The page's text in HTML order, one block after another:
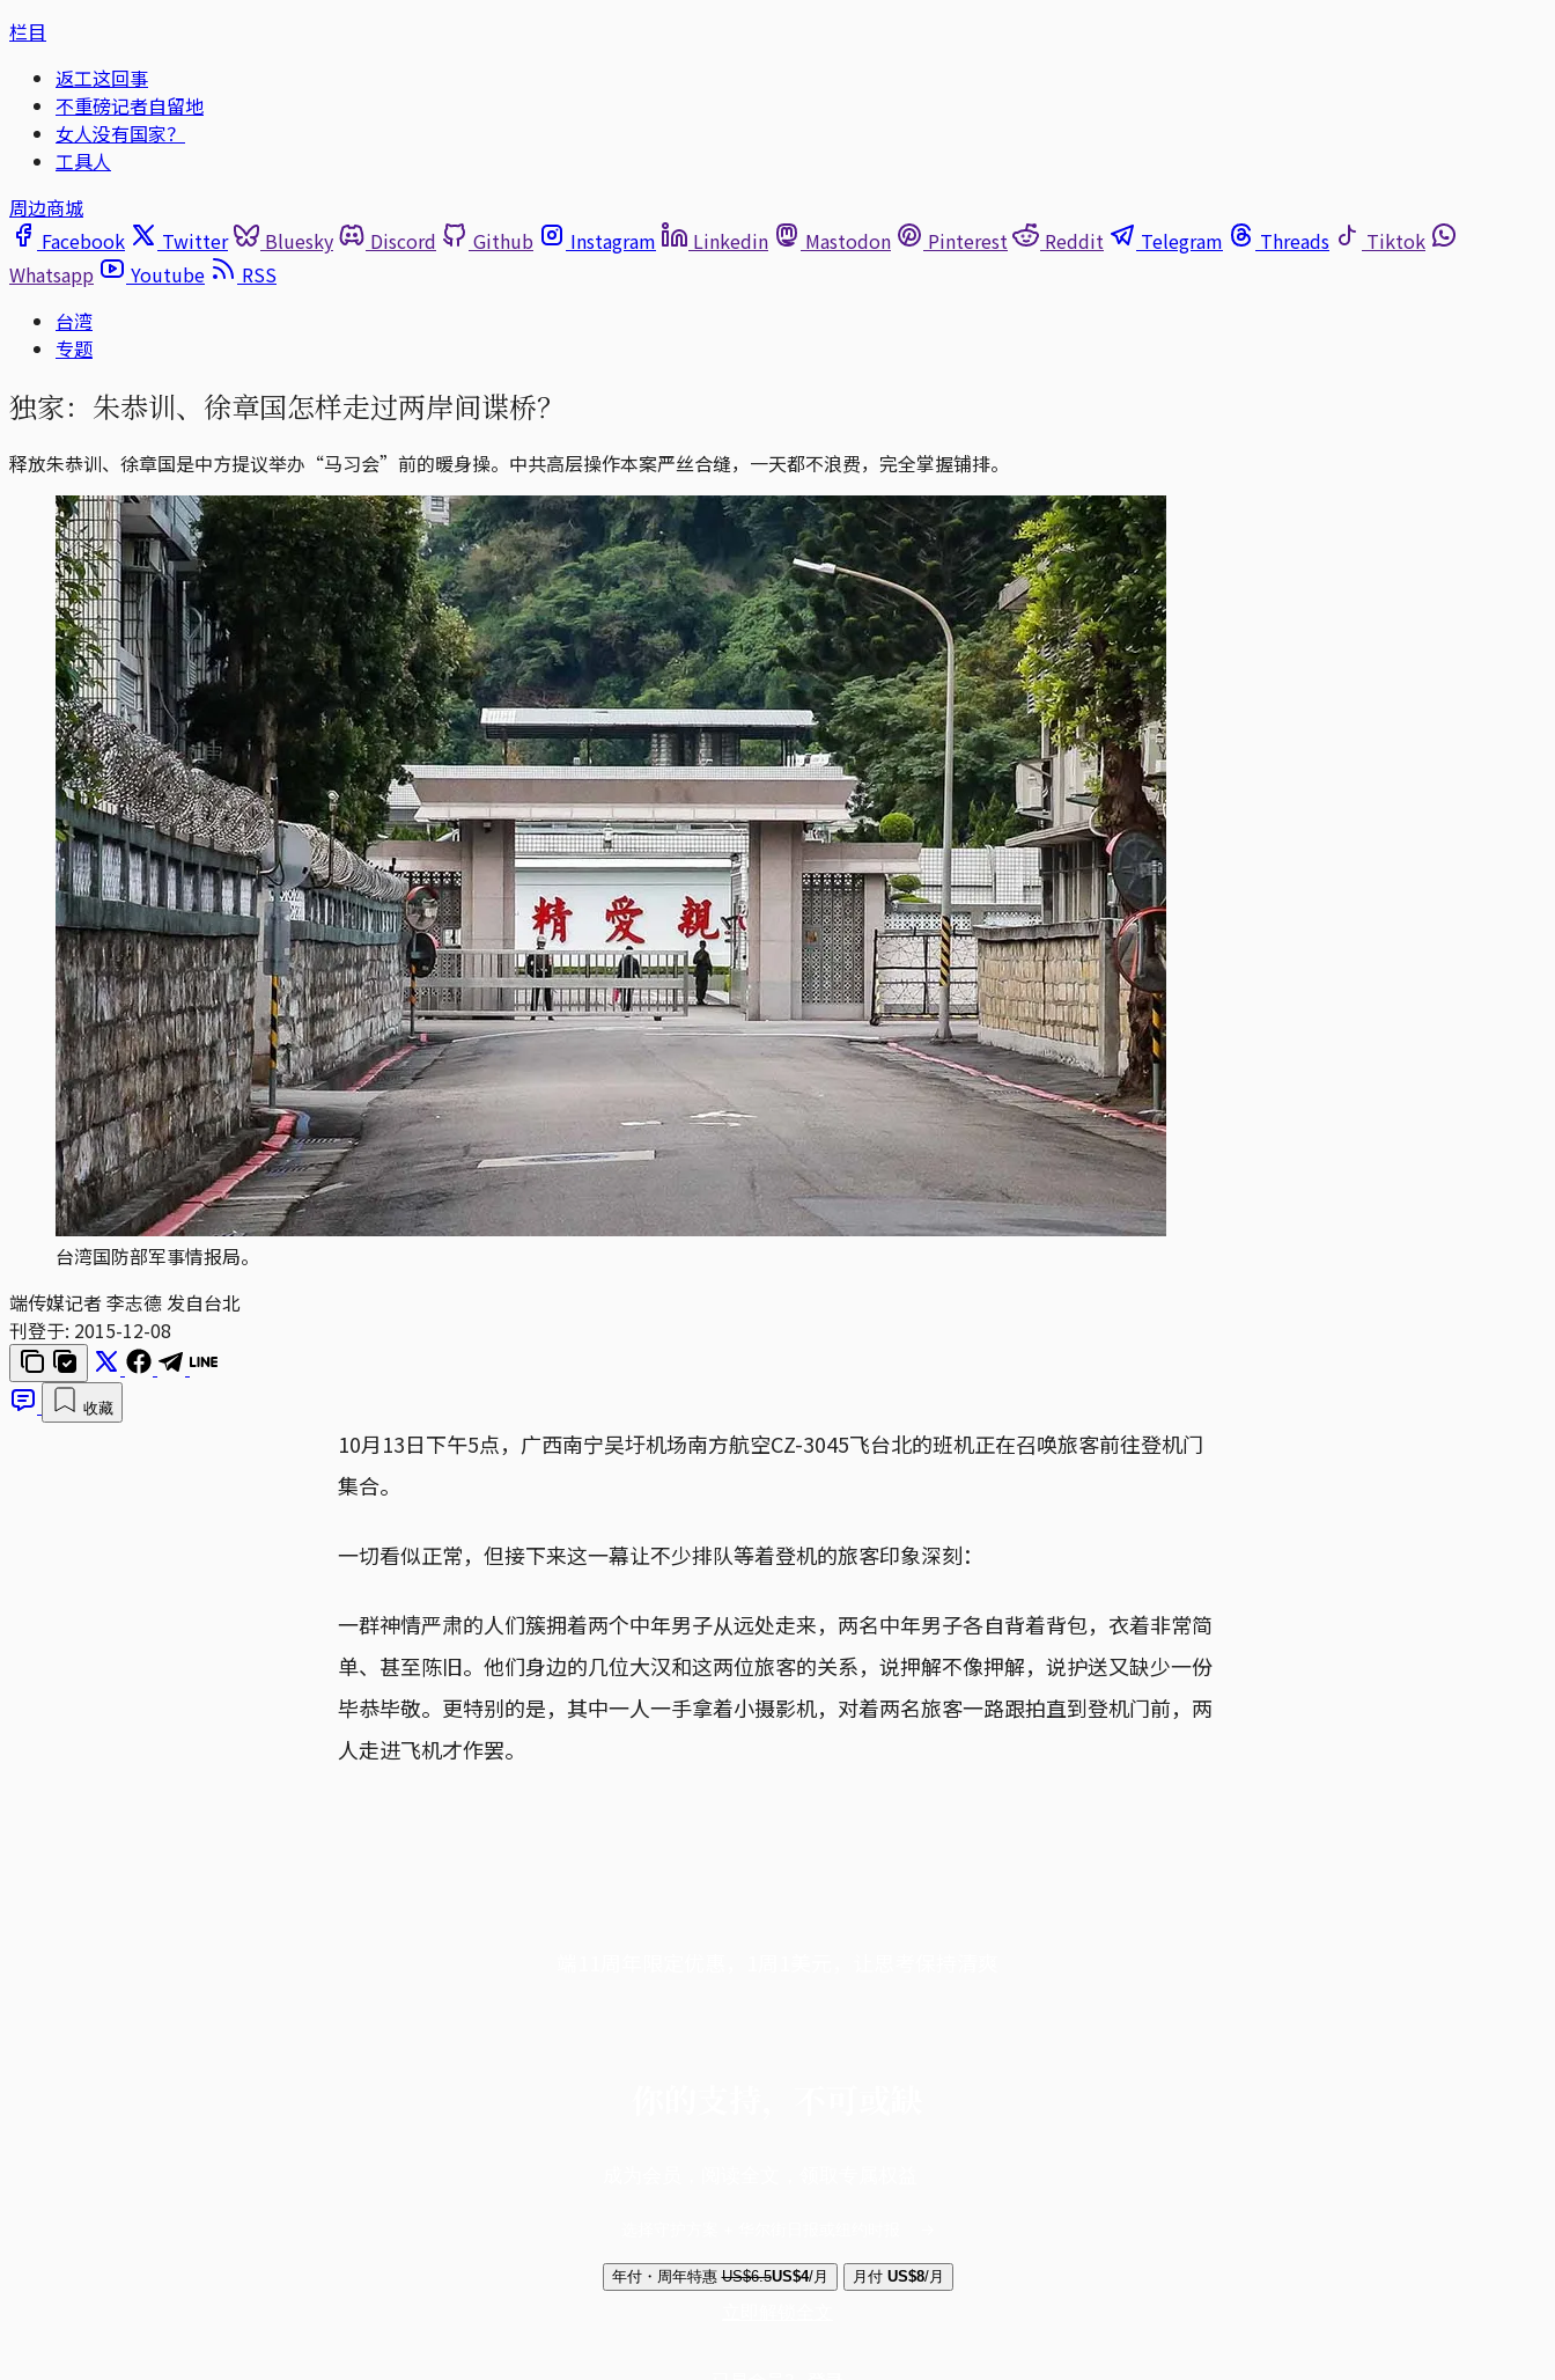
栏目
返工这回事
不重磅记者自留地
女人没有国家？
工具人
周边商城
Facebook
Twitter Bluesky Discord Github Instagram Linkedin Mastodon Pinterest Reddit Telegram Threads
Tiktok
Whatsapp
Youtube
RSS
台湾
专题
独家：朱恭训、徐章国怎样走过两岸间谍桥？
释放朱恭训、徐章国是中方提议举办“马习会”前的暖身操。中共高层操作本案严丝合缝，一天都不浪费，完全掌握铺排。
台湾国防部军事情报局。
端传媒记者 李志德 发自台北
刊登于: 2015-12-08
收藏
10月13日下午5点，广西南宁吴圩机场南方航空CZ-3045飞台北的班机正在召唤旅客前往登机门
集合。
一切看似正常，但接下来这一幕让不少排队等着登机的旅客印象深刻：
一群神情严肃的人们簇拥着两个中年男子从远处走来，两名中年男子各自背着背包，衣着非常简
单、甚至陈旧。他们身边的几位大汉和这两位旅客的关系，说押解不像押解，说护送又缺少一份
毕恭毕敬。更特别的是，其中一人一手拿着小摄影机，对着两名旅客一路跟拍直到登机门前，两
人走进飞机才作罢。
年付・周年特惠 US$6.5US$4/月 月付 US$8/月